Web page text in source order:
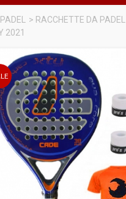
> RACCHETTE DA PADEL
2021